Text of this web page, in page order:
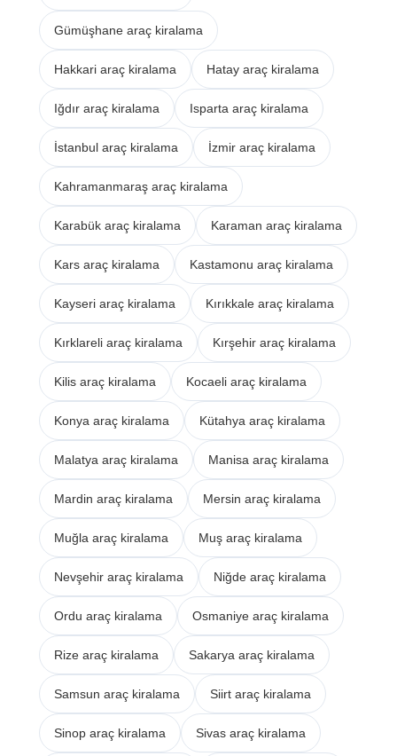
Gümüşhane araç kiralama
Hakkari araç kiralama Hatay araç kiralama
Iğdır araç kiralama Isparta araç kiralama
İstanbul araç kiralama İzmir araç kiralama
Kahramanmaraş araç kiralama
Karabük araç kiralama Karaman araç kiralama
Kars araç kiralama Kastamonu araç kiralama
Kayseri araç kiralama Kırıkkale araç kiralama
Kırklareli araç kiralama Kırşehir araç kiralama
Kilis araç kiralama Kocaeli araç kiralama
Konya araç kiralama Kütahya araç kiralama
Malatya araç kiralama Manisa araç kiralama
Mardin araç kiralama Mersin araç kiralama
Muğla araç kiralama Muş araç kiralama
Nevşehir araç kiralama Niğde araç kiralama
Ordu araç kiralama Osmaniye araç kiralama
Rize araç kiralama Sakarya araç kiralama
Samsun araç kiralama Siirt araç kiralama
Sinop araç kiralama Sivas araç kiralama